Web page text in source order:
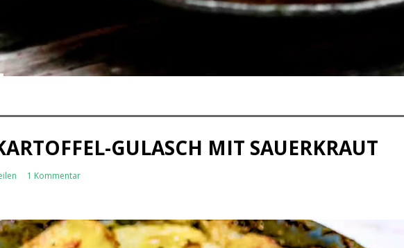
GULASCH MIT SAUERKRAUT
1 Kommentar